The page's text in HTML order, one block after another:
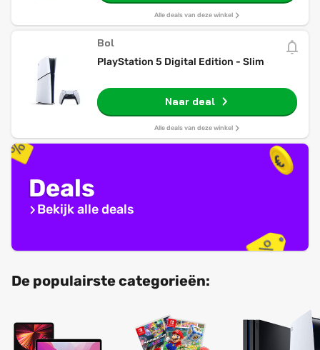
Alle deals van deze winkel
Bol
PlayStation 5 Digital Edition - Slim
Naar deal
Alle deals van deze winkel
Deals
Bekijk alle deals
De populairste categorieën: